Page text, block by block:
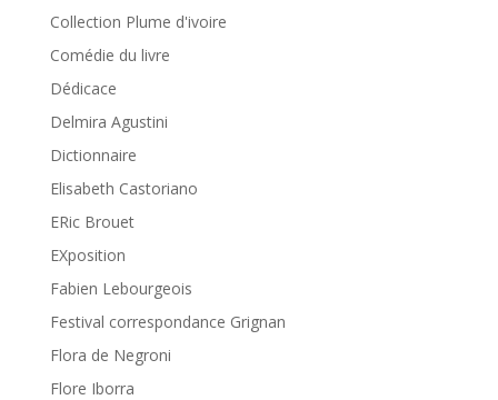
Collection Plume d'ivoire
Comédie du livre
Dédicace
Delmira Agustini
Dictionnaire
Elisabeth Castoriano
ERic Brouet
EXposition
Fabien Lebourgeois
Festival correspondance Grignan
Flora de Negroni
Flore Iborra